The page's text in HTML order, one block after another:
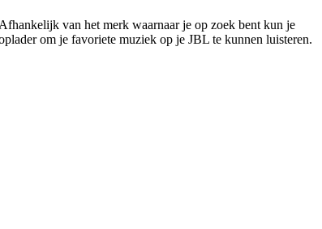
van het merk waarnaar je op zoek bent kun je
om je favoriete muziek op je JBL te kunnen luisteren.